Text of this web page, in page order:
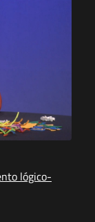
lógico-